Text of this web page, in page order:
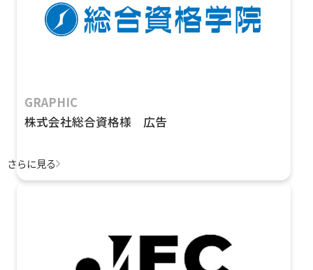
GRAPHIC
株式会社総合資格様 広告
さらに見る